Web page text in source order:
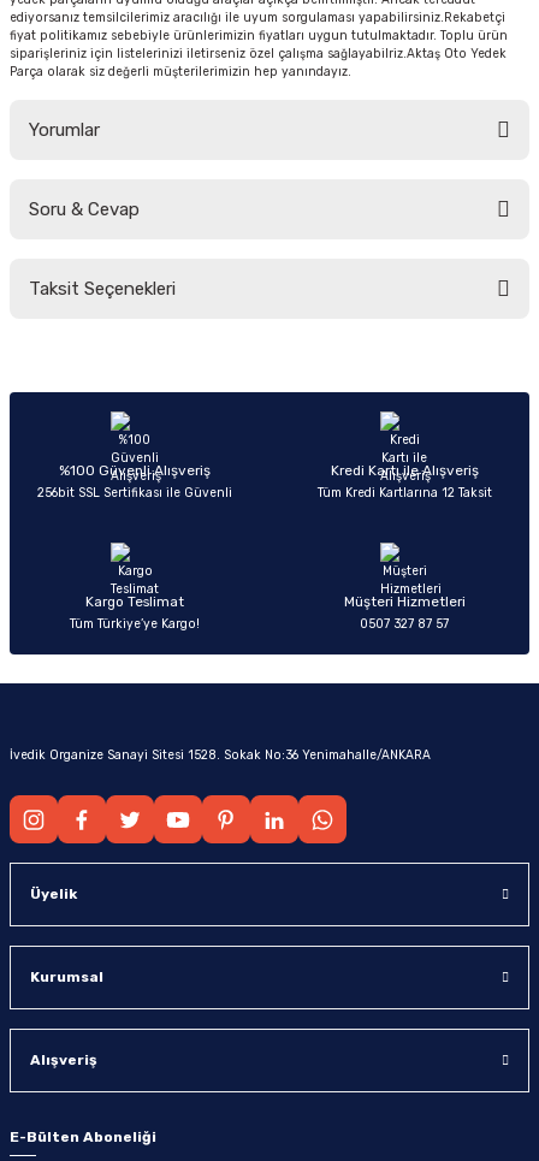
ediyorsanız temsilcilerimiz aracılığı ile uyum sorgulaması yapabilirsiniz.Rekabetçi
fiyat politikamız sebebiyle ürünlerimizin fiyatları uygun tutulmaktadır. Toplu ürün
siparişleriniz için listelerinizi iletirseniz özel çalışma sağlayabilriz.Aktaş Oto Yedek
Parça olarak siz değerli müşterilerimizin hep yanındayız.
Yorumlar
Soru & Cevap
Taksit Seçenekleri
%100 Güvenli Alışveriş
256bit SSL Sertifikası ile Güvenli
Kredi Kartı ile Alışveriş
Tüm Kredi Kartlarına 12 Taksit
Kargo Teslimat
Tüm Türkiye’ye Kargo!
Müşteri Hizmetleri
0507 327 87 57
İvedik Organize Sanayi Sitesi 1528. Sokak No:36 Yenimahalle/ANKARA
Üyelik
Kurumsal
Alışveriş
E-Bülten Aboneliği